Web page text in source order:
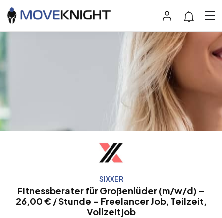
SIXXER
Fitnessberater für Großenlüder (m/w/d) –
26,00 € / Stunde – Freelancer Job, Teilzeit,
Vollzeitjob